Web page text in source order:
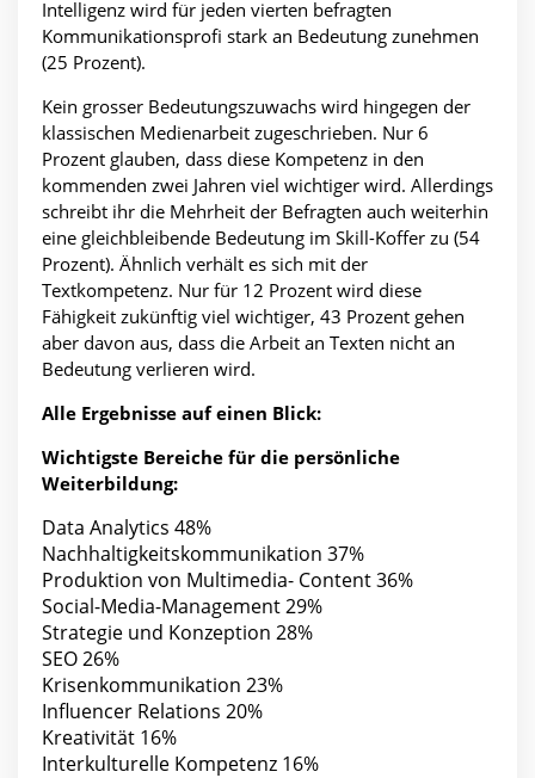
Intelligenz wird für jeden vierten befragten
Kommunikationsprofi stark an Bedeutung zunehmen
(25 Prozent).
Kein grosser Bedeutungszuwachs wird hingegen der
klassischen Medienarbeit zugeschrieben. Nur 6
Prozent glauben, dass diese Kompetenz in den
kommenden zwei Jahren viel wichtiger wird. Allerdings
schreibt ihr die Mehrheit der Befragten auch weiterhin
eine gleichbleibende Bedeutung im Skill-Koffer zu (54
Prozent). Ähnlich verhält es sich mit der
Textkompetenz. Nur für 12 Prozent wird diese
Fähigkeit zukünftig viel wichtiger, 43 Prozent gehen
aber davon aus, dass die Arbeit an Texten nicht an
Bedeutung verlieren wird.
Alle Ergebnisse auf einen Blick:
Wichtigste Bereiche für die persönliche
Weiterbildung:
Data Analytics 48%
Nachhaltigkeitskommunikation 37%
Produktion von Multimedia- Content 36%
Social-Media-Management 29%
Strategie und Konzeption 28%
SEO 26%
Krisenkommunikation 23%
Influencer Relations 20%
Kreativität 16%
Interkulturelle Kompetenz 16%